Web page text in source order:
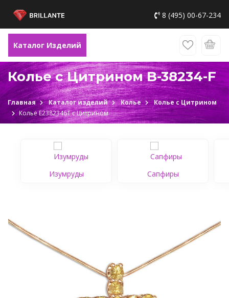
8 (495) 00-67-234
Каталог Изделий
Колье с Цитрином B-38234-F
Главная Каталог изделий Колье
Колье с Цитрином
Колье Е2382346Т c Цитрином
Изумруды Сапфиры